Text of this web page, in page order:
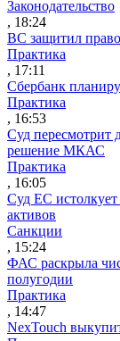
Законодательство
, 18:24
ВС защитил
Практика
, 17:11
Сбербанк
Практика
, 16:53
Суд пересмотрит
решение МКАС
Практика
, 16:05
Суд ЕС
активов
Санкции
, 15:24
ФАС раскрыла
полугодии
Практика
, 14:47
NexTouch